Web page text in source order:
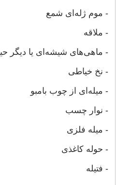
- موم ژله‌ای شمع
- ملاقه
- ماهی‌های شیشه‌ای یا دیگر
- نخ خیاطی
- میله‌ای از چوب بامبو
- نوار چسب
- میله فلزی
- حوله کاغذی
- فتیله